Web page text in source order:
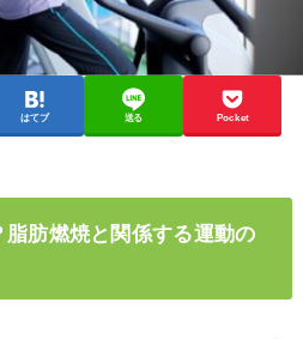
はてブ 送る Pocket
脂肪燃焼と関係する運動の